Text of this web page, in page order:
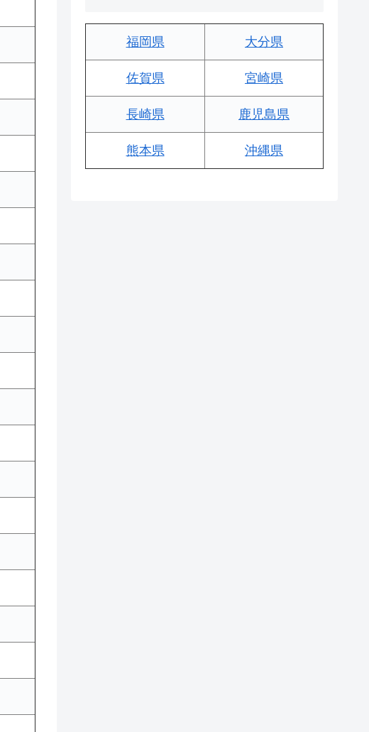
福岡県 大分県
佐賀県 宮崎県
長崎県 鹿児島県
熊本県 沖縄県